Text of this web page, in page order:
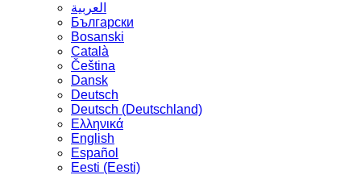
العربية
Български
Bosanski
Сatalà
Čeština
Dansk
Deutsch
Deutsch (Deutschland)
Ελληνικά
English
Español
Eesti (Eesti)